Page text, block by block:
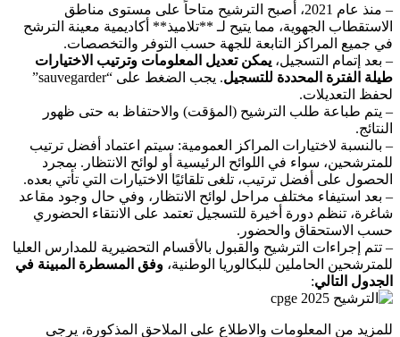
– منذ عام 2021، أصبح الترشيح متاحاً على مستوى مناطق
الاستقطاب الجهوية، مما يتيح لـ **تلاميذ** أكاديمية معينة الترشح
في جميع المراكز التابعة للجهة حسب التوفر والتخصصات.
– بعد إتمام التسجيل، يمكن تعديل المعلومات وترتيب الاختيارات
طيلة الفترة المحددة للتسجيل
. يجب الضغط على “sauvegarder”
لحفظ التعديلات.
– يتم طباعة طلب الترشيح (المؤقت) والاحتفاظ به حتى ظهور
النتائج.
– بالنسبة لاختيارات المراكز العمومية: سيتم اعتماد أفضل ترتيب
للمترشحين، سواء في اللوائح الرئيسية أو لوائح الانتظار. بمجرد
الحصول على أفضل ترتيب، تلغى تلقائيًا الاختيارات التي تأتي بعده.
– بعد استيفاء مختلف مراحل لوائح الانتظار، وفي حال وجود مقاعد
شاغرة، تنظم دورة أخيرة للتسجيل تعتمد على الانتقاء الحضوري
حسب الاستحقاق والحضور.
– تتم إجراءات الترشيح والقبول بالأقسام التحضيرية للمدارس العليا
للمترشحين الحاملين للبكالوريا الوطنية، وفق المسطرة المبينة في
الجدول التالي:
للمزيد من المعلومات والاطلاع على الملاحق المذكورة، يرجى